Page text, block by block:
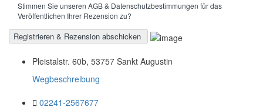
Stimmen Sie unseren AGB & Datenschutzbestimmungen für das
Veröffentlichen Ihrer Rezension zu?
Pleistalstr. 60b, 53757 Sankt Augustin
Wegbeschreibung
02241-2567677